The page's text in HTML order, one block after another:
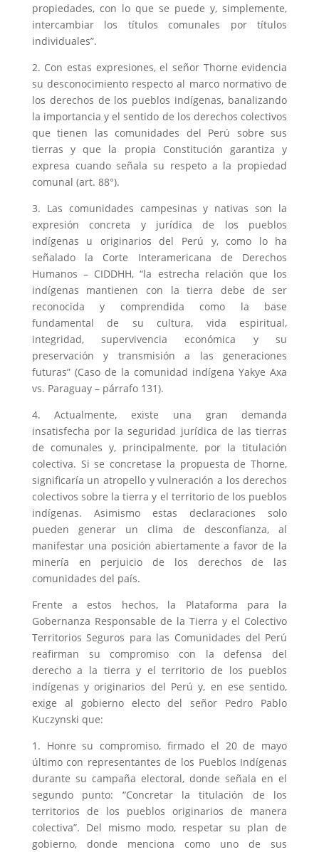
propiedades, con lo que se puede y, simplemente,
intercambiar los títulos comunales por títulos
individuales”.
2. Con estas expresiones, el señor Thorne evidencia
su desconocimiento respecto al marco normativo de
los derechos de los pueblos indígenas, banalizando
la importancia y el sentido de los derechos colectivos
que tienen las comunidades del Perú sobre sus
tierras y que la propia Constitución garantiza y
expresa cuando señala su respeto a la propiedad
comunal (art. 88°).
3. Las comunidades campesinas y nativas son la
expresión concreta y jurídica de los pueblos
indígenas u originarios del Perú y, como lo ha
señalado la Corte Interamericana de Derechos
Humanos – CIDDHH, “la estrecha relación que los
indígenas mantienen con la tierra debe de ser
reconocida y comprendida como la base
fundamental de su cultura, vida espiritual,
integridad, supervivencia económica y su
preservación y transmisión a las generaciones
futuras” (Caso de la comunidad indígena Yakye Axa
vs. Paraguay – párrafo 131).
4. Actualmente, existe una gran demanda
insatisfecha por la seguridad jurídica de las tierras
de comunales y, principalmente, por la titulación
colectiva. Si se concretase la propuesta de Thorne,
significaría un atropello y vulneración a los derechos
colectivos sobre la tierra y el territorio de los pueblos
indígenas. Asimismo estas declaraciones solo
pueden generar un clima de desconfianza, al
manifestar una posición abiertamente a favor de la
minería en perjuicio de los derechos de las
comunidades del país.
Frente a estos hechos, la Plataforma para la
Gobernanza Responsable de la Tierra y el Colectivo
Territorios Seguros para las Comunidades del Perú
reafirman su compromiso con la defensa del
derecho a la tierra y el territorio de los pueblos
indígenas y originarios del Perú y, en ese sentido,
exige al gobierno electo del señor Pedro Pablo
Kuczynski que:
1. Honre su compromiso, firmado el 20 de mayo
último con representantes de los Pueblos Indígenas
durante su campaña electoral, donde señala en el
segundo punto: “Concretar la titulación de los
territorios de los pueblos originarios de manera
colectiva”. Del mismo modo, respetar su plan de
gobierno, donde menciona como uno de sus